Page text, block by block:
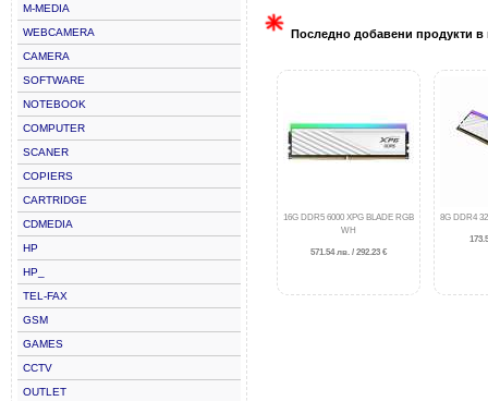
M-MEDIA
WEBCAMERA
CAMERA
SOFTWARE
NOTEBOOK
COMPUTER
SCANER
COPIERS
CARTRIDGE
CDMEDIA
HP
HP_
TEL-FAX
GSM
GAMES
CCTV
OUTLET
Последно добавени продукти в
16G DDR5 6000 XPG BLADE RGB
WH
571.54 лв. / 292.23 €
8G DDR4